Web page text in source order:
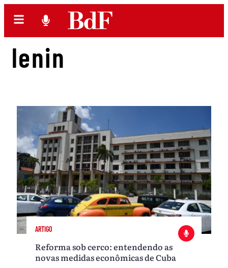
lenin
ARTIGO
Reforma sob cerco: entendendo as
novas medidas econômicas de Cuba